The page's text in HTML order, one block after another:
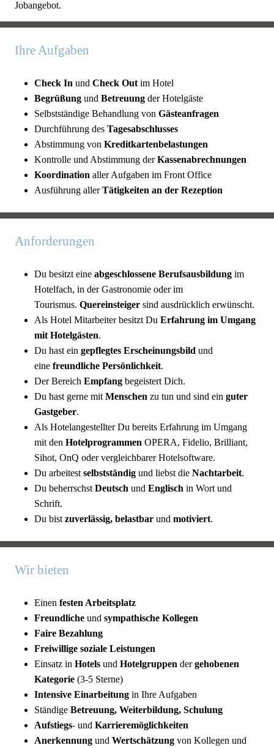
Jobangebot.
Ihre Aufgaben
Check In und Check Out im Hotel
Begrüßung und Betreuung der Hotelgäste
Selbstständige Behandlung von Gästeanfragen
Durchführung des Tagesabschlusses
Abstimmung von Kreditkartenbelastungen
Kontrolle und Abstimmung derKassenabrechnungen
Koordination aller Aufgaben im Front Office
Ausführung allerTätigkeiten an der Rezeption
Anforderungen
Du besitzt eine abgeschlossene Berufsausbildung im
Hotelfach, in der Gastronomie oder im
Tourismus. Quereinsteiger sind ausdrücklich erwünscht.
Als Hotel Mitarbeiter besitzt Du Erfahrung im Umgang
mit Hotelgästen.
Du hast ein gepflegtes Erscheinungsbild und
eine freundliche Persönlichkeit.
Der Bereich Empfang begeistert Dich.
Du hast gerne mit Menschen zu tun und sind ein guter
Gastgeber.
Als Hotelangestellter Du bereits Erfahrung im Umgang
mit den Hotelprogrammen OPERA, Fidelio, Brilliant,
Sihot, OnQ oder vergleichbarer Hotelsoftware.
Du arbeitest selbstständig und liebst die Nachtarbeit.
Du beherrschst Deutsch und Englisch in Wort und
Schrift.
Du bist zuverlässig, belastbar und motiviert.
Wir bieten
Einen festen Arbeitsplatz
Freundliche und sympathische Kollegen
Faire Bezahlung
Freiwillige soziale Leistungen
Einsatz in Hotels und Hotelgruppen dergehobenen
Kategorie (3-5 Sterne)
Intensive Einarbeitung in Ihre Aufgaben
Ständige Betreuung, Weiterbildung, Schulung
Aufstiegs- und Karrieremöglichkeiten
Anerkennung und Wertschätzung von Kollegen und